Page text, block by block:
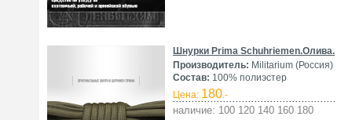
Шнурки Prima Schuhriemen.Олива.
Производитель: Militarium (Россия)
Состав: 100% полиэстер
Цена: 180.-
наличие: 100 120 140 160 180